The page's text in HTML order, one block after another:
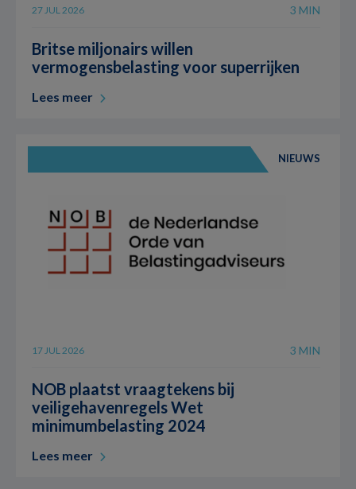
27 JUL 2026 3 MIN
Britse miljonairs willen
vermogensbelasting voor superrijken
Lees meer
NIEUWS
17 JUL 2026 3 MIN
NOB plaatst vraagtekens bij
veiligehavenregels Wet
minimumbelasting 2024
Lees meer